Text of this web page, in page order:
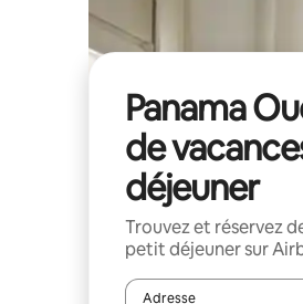
Panama
de
déjeuner
Trouvez et réservez
petit déjeuner sur
Adresse